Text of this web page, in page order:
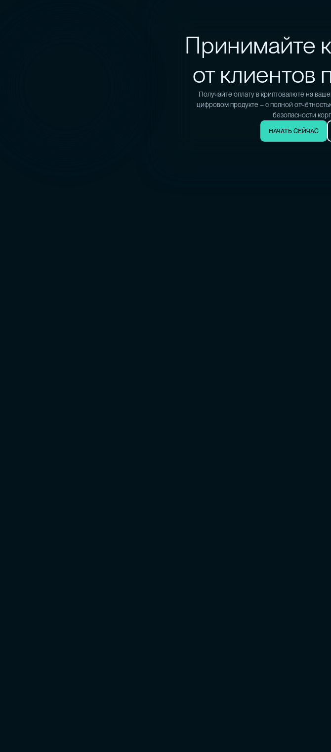
Принимайте
от клиентов
Получайте оплату в криптовалюте на
цифровом продукте – с полной
безопасности
НАЧАТЬ СЕЙЧАС